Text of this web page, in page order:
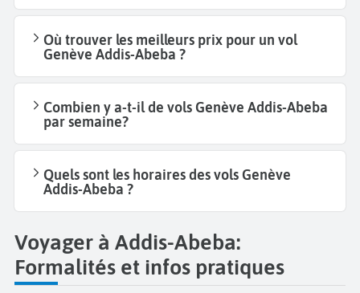
Où trouver les meilleurs prix pour un vol
Genève Addis-Abeba ?
Combien y a-t-il de vols Genève Addis-Abeba
par semaine?
Quels sont les horaires des vols Genève
Addis-Abeba ?
Voyager à Addis-Abeba:
Formalités et infos pratiques